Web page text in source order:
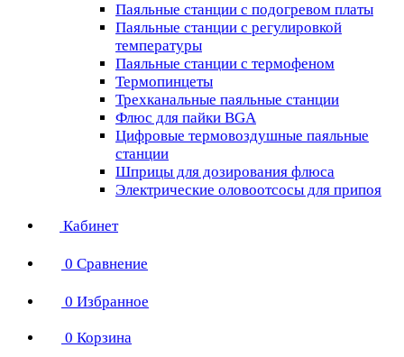
Паяльные станции с подогревом платы
Паяльные станции с регулировкой
температуры
Паяльные станции с термофеном
Термопинцеты
Трехканальные паяльные станции
Флюс для пайки BGA
Цифровые термовоздушные паяльные
станции
Шприцы для дозирования флюса
Электрические оловоотсосы для припоя
Кабинет
0 Сравнение
0 Избранное
0 Корзина